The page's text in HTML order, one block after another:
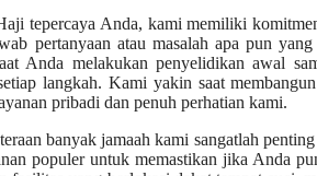
tepercaya Anda, kami memiliki
pertanyaan atau masalah apa pun
Anda melakukan penyelidikan awal
langkah. Kami yakin saat
pribadi dan penuh perhatian kami.
banyak jamaah kami sangatlah
populer untuk memastikan jika Anda